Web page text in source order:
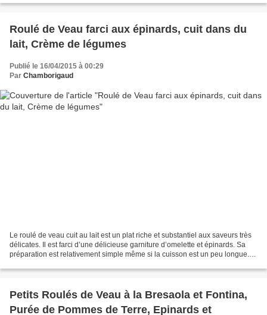
Roulé de Veau farci aux épinards, cuit dans du
lait, Crème de légumes
Publié le 16/04/2015 à 00:29
Par Chamborigaud
Le roulé de veau cuit au lait est un plat riche et substantiel aux saveurs très
délicates. Il est farci d’une délicieuse garniture d’omelette et épinards. Sa
préparation est relativement simple même si la cuisson est un peu longue.
Petits Roulés de Veau à la Bresaola et Fontina,
Purée de Pommes de Terre, Epinards et